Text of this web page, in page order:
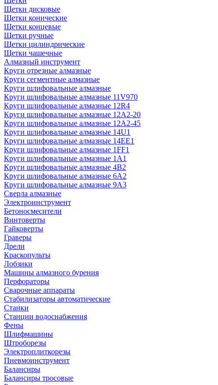
Щетки дисковые
Щетки конические
Щетки концевые
Щетки ручные
Щетки цилиндрические
Щетки чашечные
Алмазный инструмент
Круги отрезные алмазные
Круги сегментные алмазные
Круги шлифовальные алмазные
Круги шлифовальные алмазные 11V970
Круги шлифовальные алмазные 12R4
Круги шлифовальные алмазные 12А2-20
Круги шлифовальные алмазные 12А2-45
Круги шлифовальные алмазные 14U1
Круги шлифовальные алмазные 14ЕЕ1
Круги шлифовальные алмазные 1FF1
Круги шлифовальные алмазные 1А1
Круги шлифовальные алмазные 4В2
Круги шлифовальные алмазные 6A2
Круги шлифовальные алмазные 9А3
Сверла алмазные
Электроинструмент
Бетоносмесители
Винтоверты
Гайковерты
Граверы
Дрели
Краскопульты
Лобзики
Машины алмазного бурения
Перфораторы
Сварочные аппараты
Стабилизаторы автоматические
Станки
Станции водоснабжения
Фены
Шлифмашины
Штроборезы
Электроплиткорезы
Пневмоинструмент
Балансиры
Балансиры тросовые